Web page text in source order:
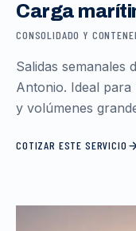
Carga
CONSOLIDADO Y
Salidas semanales
Antonio. Ideal
y volúmenes
COTIZAR ESTE SERVICIO